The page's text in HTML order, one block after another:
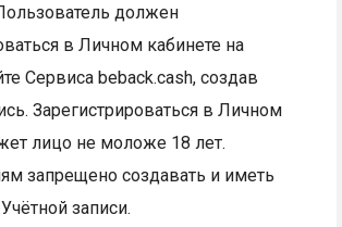
должен
в Личном кабинете на
Сервиса beback.cash, создав
Зарегистрироваться в Личном
лицо не моложе 18 лет.
запрещено создавать и иметь
записи.